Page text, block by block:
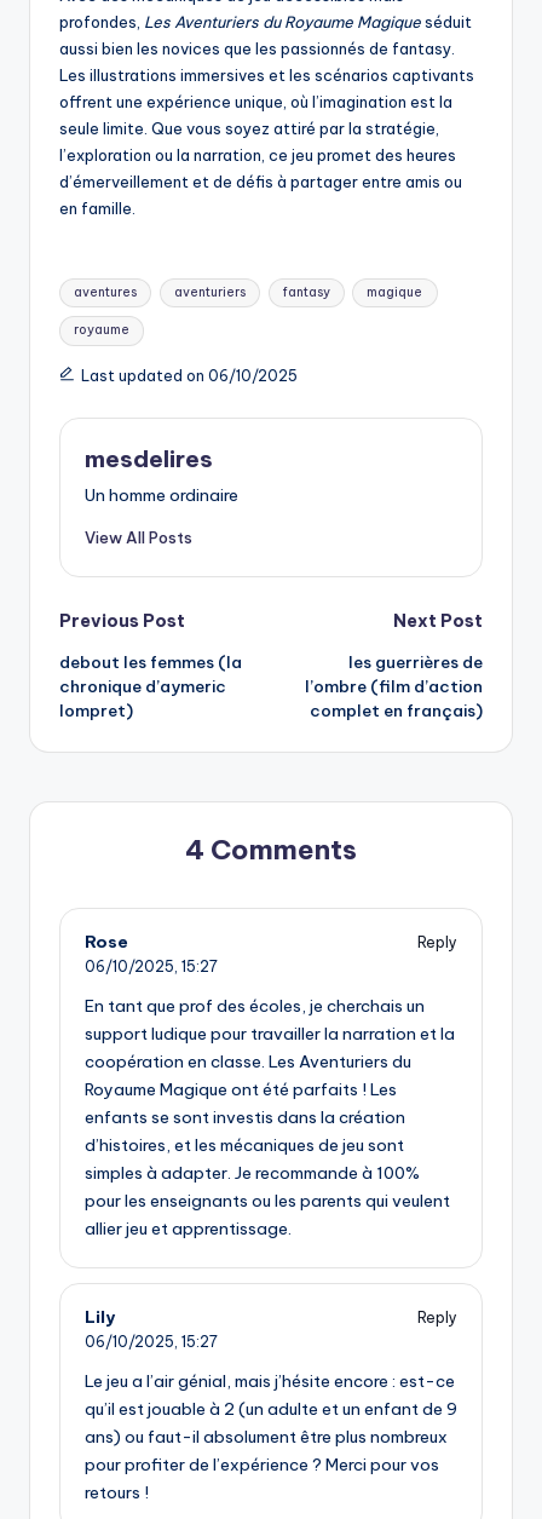
profondes, Les Aventuriers du Royaume Magiqueséduit
aussi bien les novices que les passionnés de fantasy.
Les illustrations immersives et les scénarios captivants
offrent une expérience unique, où l’imagination est la
seule limite. Que vous soyez attiré par la stratégie,
l’exploration ou la narration, ce jeu promet des heures
d’émerveillement et de défis à partager entre amis ou
en famille.
Tags:
aventures aventuriers fantasy magique
royaume
Last updated on 06/10/2025
mesdelires
Un homme ordinaire
View All Posts
Post
navigation
Previous Post
debout les femmes (la
chronique d’aymeric
lompret)
Next Post
les guerrières de
l’ombre (film d’action
complet en français)
4 Comments
Rose
Reply
06/10/2025, 15:27
En tant que prof des écoles, je cherchais un
support ludique pour travailler la narration et la
coopération en classe. Les Aventuriers du
Royaume Magique ont été parfaits ! Les
enfants se sont investis dans la création
d’histoires, et les mécaniques de jeu sont
simples à adapter. Je recommande à 100%
pour les enseignants ou les parents qui veulent
allier jeu et apprentissage.
Lily
Reply
06/10/2025, 15:27
Le jeu a l’air génial, mais j’hésite encore : est-ce
qu’il est jouable à 2 (un adulte et un enfant de 9
ans) ou faut-il absolument être plus nombreux
pour profiter de l’expérience ? Merci pour vos
retours !